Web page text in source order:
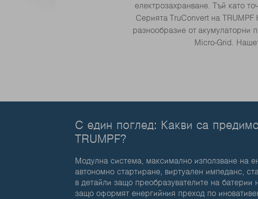
електрозахранване. Тъй като
Серията TruConvert на
разнообразие от
Micro-Grid.
С един поглед: Какви са
TRUMPF?
Модулна система, максимално използване на
автономно стартиране, виртуален импеданс,
в детайли защо преобразувателите на батерии
защо оформят енергийния преход по